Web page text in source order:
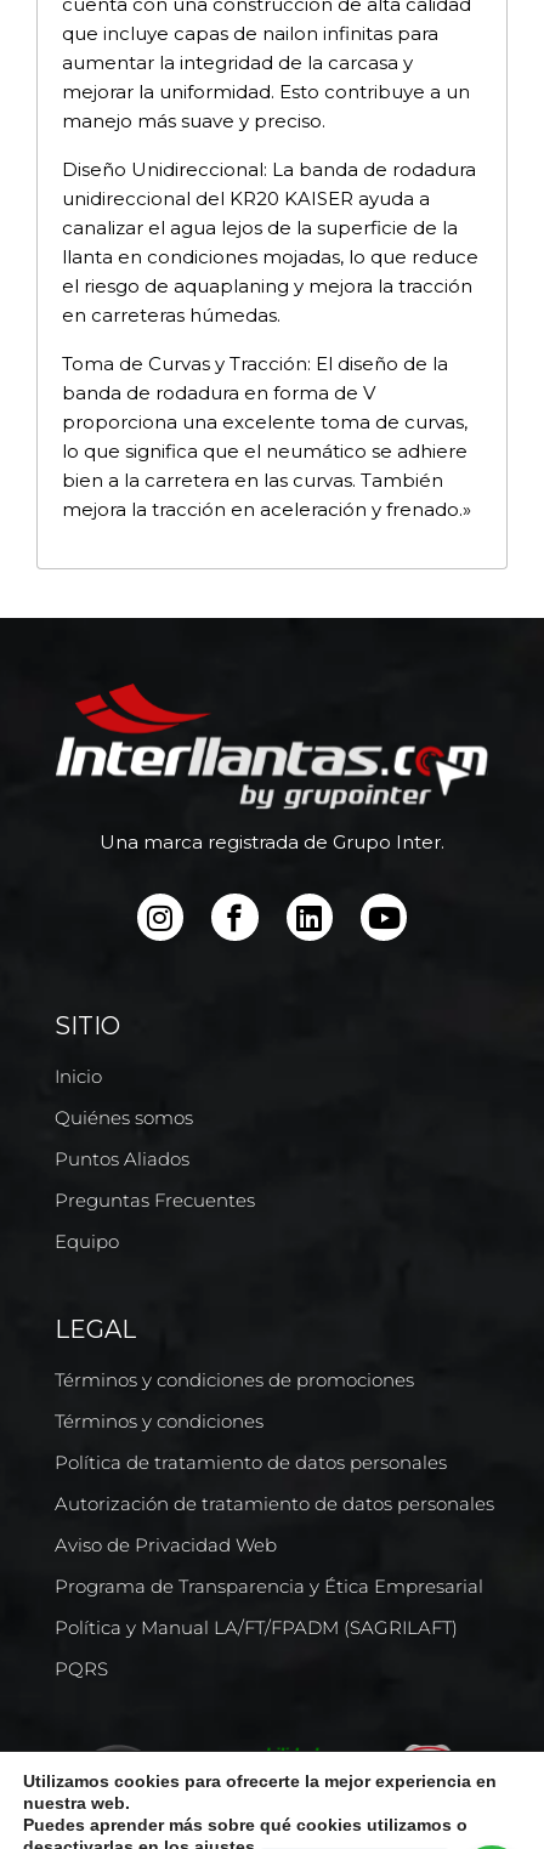
que incluye capas de nailon infinitas para
aumentar la integridad de la carcasa y
mejorar la uniformidad. Esto contribuye a un
manejo más suave y preciso.
Diseño Unidireccional: La banda de rodadura
unidireccional del KR20 KAISER ayuda a
canalizar el agua lejos de la superficie de la
llanta en condiciones mojadas, lo que reduce
el riesgo de aquaplaning y mejora la tracción
en carreteras húmedas.
Toma de Curvas y Tracción: El diseño de la
banda de rodadura en forma de V
proporciona una excelente toma de curvas,
lo que significa que el neumático se adhiere
bien a la carretera en las curvas. También
mejora la tracción en aceleración y frenado.»
Una marca registrada de Grupo Inter.
SITIO
Inicio
Quiénes somos
Puntos Aliados
Preguntas Frecuentes
Equipo
LEGAL
Términos y condiciones de promociones
Términos y condiciones
Política de tratamiento de datos personales
Autorización de tratamiento de datos personales
Aviso de Privacidad Web
Programa de Transparencia y Ética Empresarial
Política y Manual LA/FT/FPADM (SAGRILAFT)
PQRS
Utilizamos cookies para ofrecerte la mejor experiencia en
nuestra web.
Puedes aprender más sobre qué cookies utilizamos o